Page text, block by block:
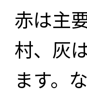
赤は主
村、灰
ます。